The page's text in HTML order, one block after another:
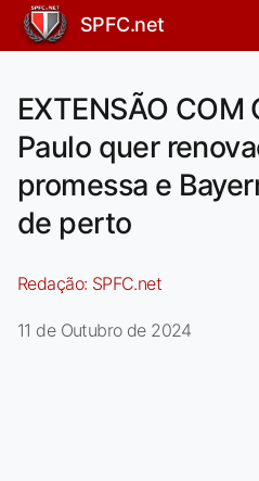
SPFC.net
EXTENSÃO COM
Paulo quer
promessa e
de perto
Redação: SPFC.net
11 de Outubro de 2024